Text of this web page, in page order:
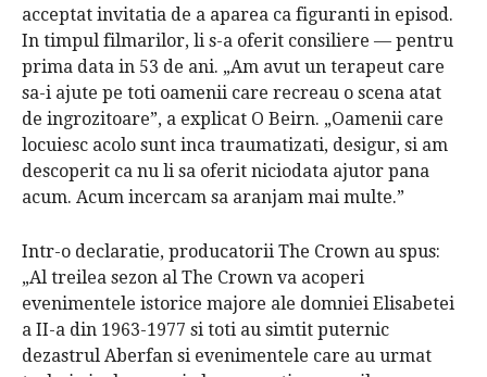
acceptat invitatia de a aparea ca figuranti in episod.
In timpul filmarilor, li s-a oferit consiliere — pentru
prima data in 53 de ani. „Am avut un terapeut care
sa-i ajute pe toti oamenii care recreau o scena atat
de ingrozitoare”, a explicat O Beirn. „Oamenii care
locuiesc acolo sunt inca traumatizati, desigur, si am
descoperit ca nu li sa oferit niciodata ajutor pana
acum. Acum incercam sa aranjam mai multe.”
Intr-o declaratie, producatorii The Crown au spus:
„Al treilea sezon al The Crown va acoperi
evenimentele istorice majore ale domniei Elisabetei
a II-a din 1963-1977 si toti au simtit puternic
dezastrul Aberfan si evenimentele care au urmat